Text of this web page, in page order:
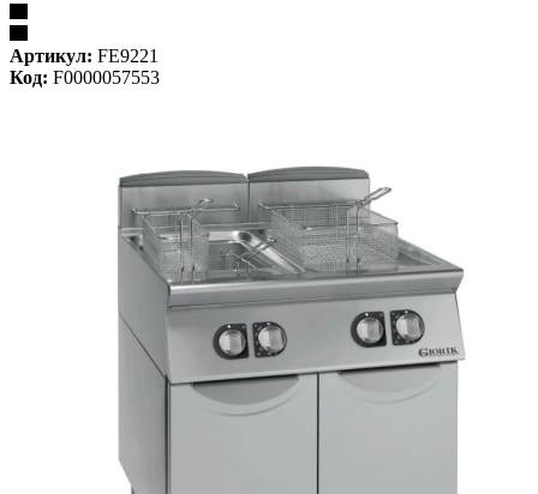
Артикул: FE9221
Код: F0000057553